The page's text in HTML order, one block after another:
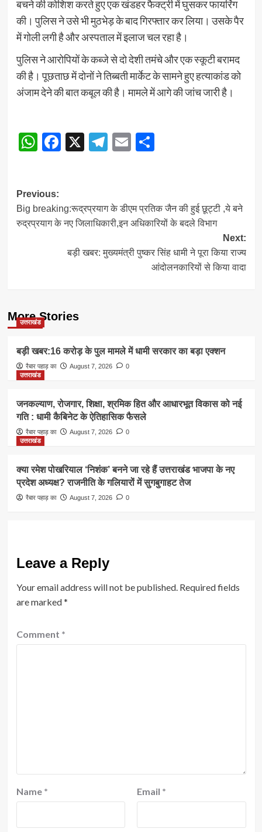
बचने की कोशिश करते हुए एक खंडहर फैक्ट्री में घुसकर फायरिंग
की। पुलिस ने उसे भी मुठभेड़ के बाद गिरफ्तार कर लिया। उसके पैर
में गोली लगी है और अस्पताल में इलाज चल रहा है।
पुलिस ने आरोपियों के कब्जे से दो देशी तमंचे और एक स्कूटी बरामद
की है। पूछताछ में दोनों ने तिब्बती मार्केट के सामने हुए हत्याकांड को
अंजाम देने की बात कबूल की है। मामले में आगे की जांच जारी है।
WhatsApp
Facebook
X Telegram
EmailShare
Post
navigation
Previous:
Big breaking:रूद्रप्रयाग के डीएम प्रतिक जैन की हुई छूट्टी ,ये बने
रुद्रप्रयाग के नए जिलाधिकारी,इन अधिकारियों के बदले विभाग
Next:
बड़ी खबर: मुख्यमंत्री पुष्कर सिंह धामी ने पूरा किया राज्य
आंदोलनकारियों से किया वादा
More Stories
उत्तराखंड
बड़ी खबर:16 करोड़ के पुल मामले में धामी सरकार का बड़ा एक्शन
रैबार पहाड़ का August 7, 2026
0
उत्तराखंड
जनकल्याण, रोजगार, शिक्षा, श्रमिक हित और आधारभूत विकास को नई
गति : धामी कैबिनेट के ऐतिहासिक फैसले
रैबार पहाड़ का August 7, 2026
0
उत्तराखंड
क्या रमेश पोखरियाल ‘निशंक’ बनने जा रहे हैं उत्तराखंड भाजपा के नए
प्रदेश अध्यक्ष? राजनीति के गलियारों में सुगबुगाहट तेज
रैबार पहाड़ का August 7, 2026 0
Leave a Reply
Your email address will not be published. Required fields
are marked*
Comment *
Name * Email *